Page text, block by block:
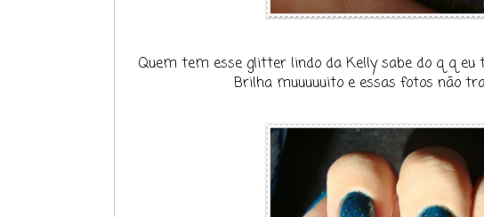
Quem tem esse glitter lindo da Kelly sabe do q q eu
Brilha muuuuuito e essas fotos não